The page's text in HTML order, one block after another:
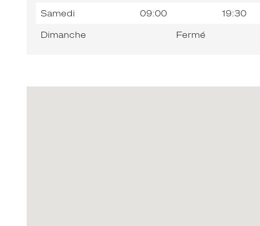
Samedi 09:00 19:30
Dimanche Fermé